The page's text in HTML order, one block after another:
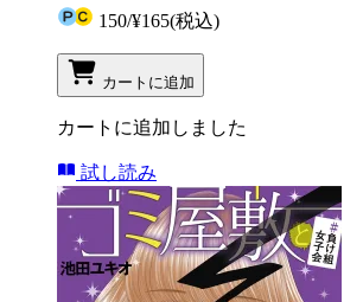
150/¥165(税込)
カートに追加
カートに追加しました
試し読み